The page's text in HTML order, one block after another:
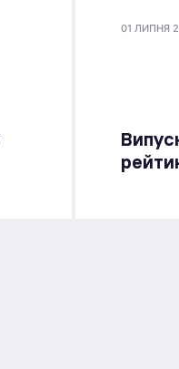
01 ЛИПНЯ